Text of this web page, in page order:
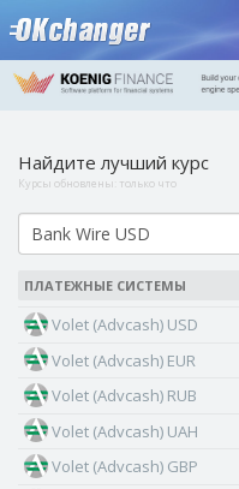
Найдите лучший курс
Курсы обновлены: только что
ПЛАТЕЖНЫЕ СИСТЕМЫ
Volet (Advcash) USD
Volet (Advcash) EUR
Volet (Advcash) RUB
Volet (Advcash) UAH
Volet (Advcash) GBP